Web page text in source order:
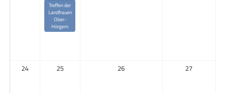
Treffen der
Landfrauen
Ober-
Hörgern
24 25 26 27